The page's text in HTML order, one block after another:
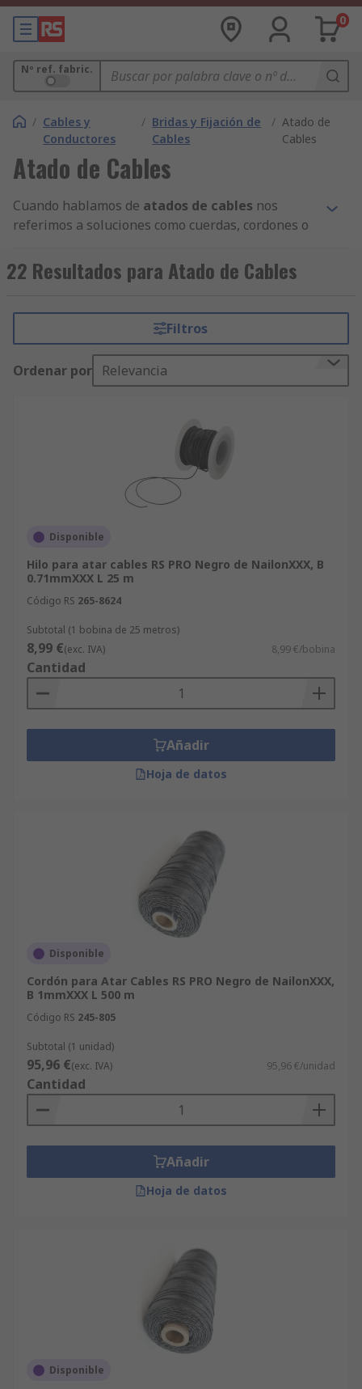
0
Nº ref. fabric.
/ Cables y
Conductores
/ Bridas y Fijación de
Cables
/ Atado de
Cables
Atado de Cables
Cuando hablamos de atados de cables nos
referimos a soluciones como cuerdas, cordones o
juntos.
cables de manera eficiente y mantenerlos
ordenados. Nuestras soluciones de
están diseñados para cumplir con las
necesidades de empresas y profesionales.
atado de cables con RS
Entrega rápidade una amplia gama de
de fabricantes es garantía de que
encontrarás la solución perfecta para
cualquier tipo de proyecto, desde
aplicaciones industriales hasta el uso en
oficinas y hogares.
RS, además ofrece otros productos de bridas y
cables, comoabrazaderas y pinzas para
cables
Si necesitas información más concreta sobre
alguno de nuestros productos de atado de cables,
puedes consultar la información técnica y
22 Resultados para Atado de Cables
Filtros
Ordenar por Relevancia
Disponible
Hilo para atar cables RS PRO Negro de NailonXXX, B
0.71mmXXX L 25 m
Código RS 265-8624
Subtotal (1 bobina de 25 metros)
8,99 €(exc. IVA) 8,99 €/bobina
Cantidad
Añadir
Hoja de datos
Disponible
Cordón para Atar Cables RS PRO Negro de NailonXXX,
B 1mmXXX L 500 m
Código RS 245-805
Subtotal (1 unidad)
95,96 €(exc. IVA) 95,96 €/unidad
Cantidad
Añadir
Hoja de datos
Disponible